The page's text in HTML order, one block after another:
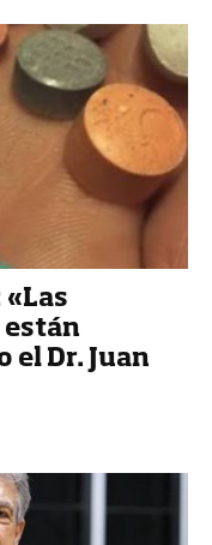
«Las
están
el Dr. Juan